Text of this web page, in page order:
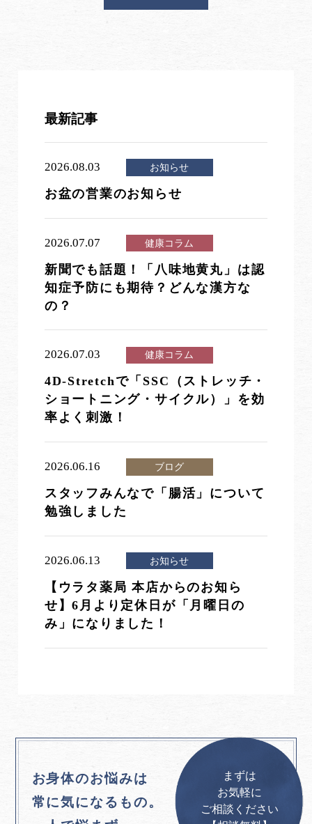
最新記事
2026.08.03 お知らせ
お盆の営業のお知らせ
2026.07.07 健康コラム
新聞でも話題！「八味地黄丸」は認
知症予防にも期待？どんな漢方な
の？
2026.07.03 健康コラム
4D-Stretchで「SSC（ストレッチ・
ショートニング・サイクル）」を効
率よく刺激！
2026.06.16 ブログ
スタッフみんなで「腸活」について
勉強しました
2026.06.13 お知らせ
【ウラタ薬局 本店からのお知ら
せ】6月より定休日が「月曜日の
み」になりました！
お身体のお悩みは
常に気になるもの。
まずは
お気軽に
ご相談ください